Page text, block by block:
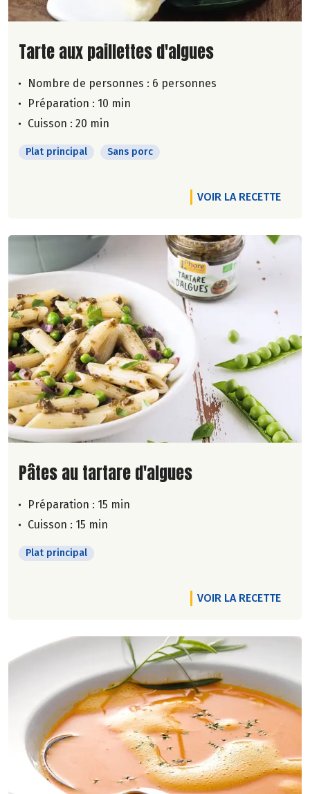
Lire la suite de la recette
Tarte aux paillettes d'algues
Nombre de personnes : 6 personnes
Préparation : 10 min
Cuisson : 20 min
Plat principal Sans porc
VOIR LA RECETTE
Lire la suite de la recette
Pâtes au tartare d'algues
Préparation : 15 min
Cuisson : 15 min
Plat principal
VOIR LA RECETTE